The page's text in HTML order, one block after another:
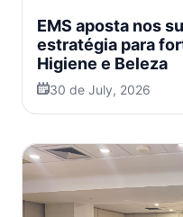
EMS aposta nos
estratégia para
Higiene e Beleza
30 de July, 2026